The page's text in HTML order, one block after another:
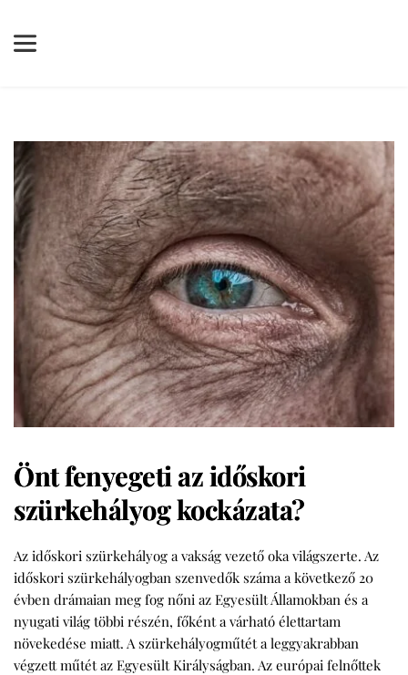
Önt fenyegeti az időskori
szürkehályog kockázata?
Az időskori szürkehályog a vakság vezető oka világszerte. Az
időskori szürkehályogban szenvedők száma a következő 20
évben drámaian meg fog nőni az Egyesült Államokban és a
nyugati világ többi részén, főként a várható élettartam
növekedése miatt. A szürkehályogműtét a leggyakrabban
végzett műtét az Egyesült Királyságban. Az európai felnőttek